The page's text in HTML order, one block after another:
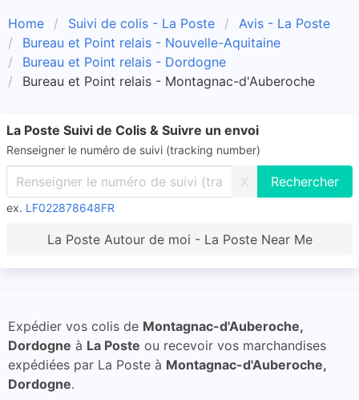
Home Suivi de colis - La Poste
Avis - La Poste
Bureau et Point relais - Nouvelle-Aquitaine
Bureau et Point relais - Dordogne
Bureau et Point relais - Montagnac-d'Auberoche
La Poste Suivi de Colis & Suivre un envoi
Renseigner le numéro de suivi (tracking number)
X
ex. LF022878648FR
La Poste Autour de moi - La Poste Near Me
Expédier vos colis de Montagnac-d'Auberoche,
Dordogne à La Poste ou recevoir vos marchandises
expédiées par La Poste à Montagnac-d'Auberoche,
Dordogne.